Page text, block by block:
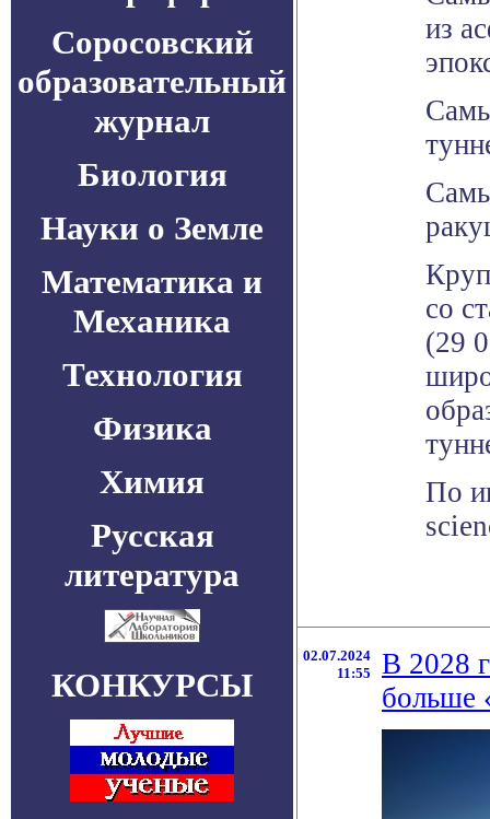
Соросовский
образовательный
журнал
Биология
Науки о Земле
Математика и
Механика
Технология
Физика
Химия
Русская
литература
КОНКУРСЫ
из
со
(29
По
02.07.2024
11:55
В 2028
больше